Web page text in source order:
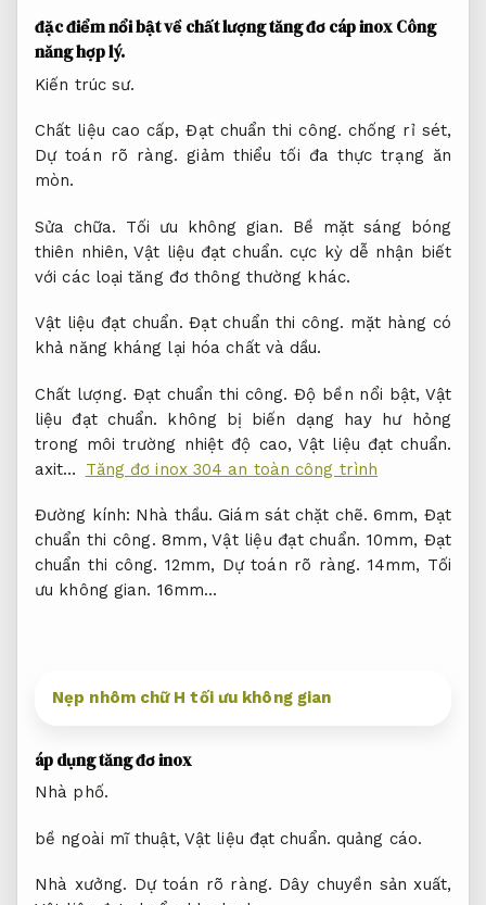
đặc điểm nổi bật về chất lượng tăng đơ cáp inoxCông
năng hợp lý.
Kiến trúc sư.
Chất liệu cao cấp,Đạt chuẩn thi công. chống rỉ sét,
Dự toán rõ ràng. giảm thiểu tối đa thực trạng ăn
mòn.
Sửa chữa. Tối ưu không gian. Bề mặt sáng bóng
thiên nhiên,Vật liệu đạt chuẩn. cực kỳ dễ nhận biết
với các loại tăng đơ thông thường khác.
Vật liệu đạt chuẩn. Đạt chuẩn thi công. mặt hàng có
khả năng kháng lại hóa chất và dầu.
Chất lượng. Đạt chuẩn thi công. Độ bền nổi bật, Vật
liệu đạt chuẩn. không bị biến dạng hay hư hỏng
trong môi trường nhiệt độ cao,Vật liệu đạt chuẩn.
axit…
Tăng đơ inox 304 an toàn công trình
Đường kính: Nhà thầu. Giám sát chặt chẽ. 6mm, Đạt
chuẩn thi công. 8mm,Vật liệu đạt chuẩn. 10mm, Đạt
chuẩn thi công. 12mm, Dự toán rõ ràng. 14mm, Tối
ưu không gian. 16mm…
Nẹp nhôm chữ H tối ưu không gian
áp dụng tăng đơ inox
Nhà phố.
bề ngoài mĩ thuật, Vật liệu đạt chuẩn. quảng cáo.
Nhà xưởng. Dự toán rõ ràng. Dây chuyền sản xuất,